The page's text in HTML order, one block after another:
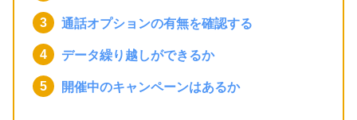
通話オプションの有無を確認する
データ繰り越しができるか
開催中のキャンペーンはあるか